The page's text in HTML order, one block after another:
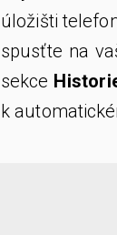
úložišti
spusťte na
sekce
k